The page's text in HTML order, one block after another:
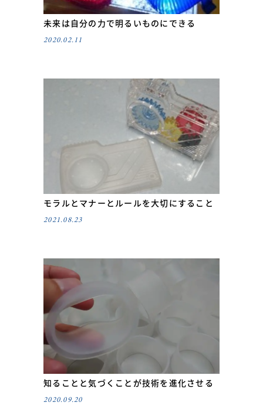
未来は自分の力で明るいものにできる
2020.02.11
モラルとマナーとルールを大切にすること
2021.08.23
知ることと気づくことが技術を進化させる
2020.09.20